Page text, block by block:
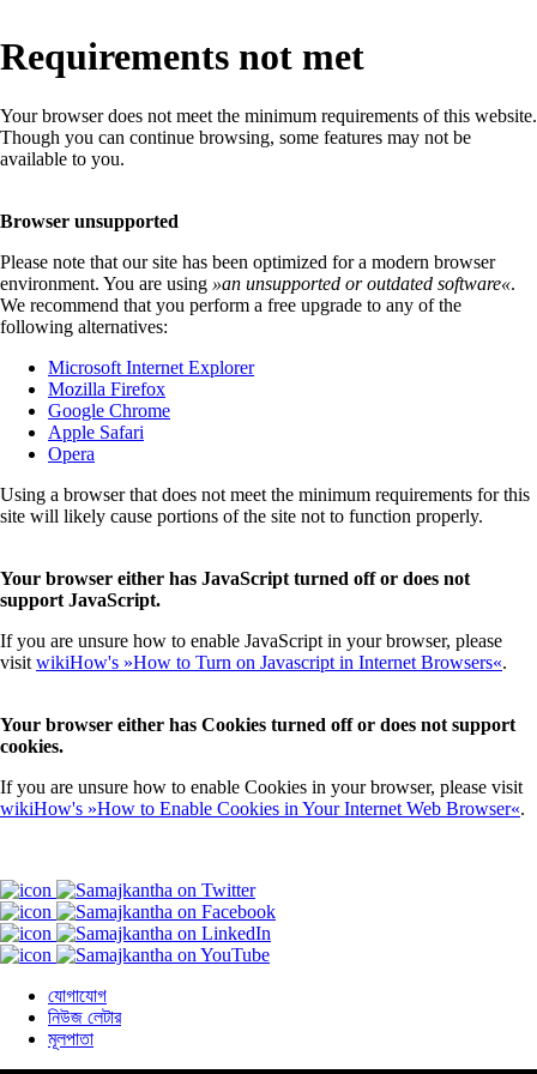
Requirements not met
Your browser does not meet the minimum requirements of this website.
Though you can continue browsing, some features may not be
available to you.
Browser unsupported
Please note that our site has been optimized for a modern browser
environment. You are using »an unsupported or outdated software«.
We recommend that you perform a free upgrade to any of the
following alternatives:
Microsoft Internet Explorer
Mozilla Firefox
Google Chrome
Apple Safari
Opera
Using a browser that does not meet the minimum requirements for this
site will likely cause portions of the site not to function properly.
Your browser either has JavaScript turned off or does not
support JavaScript.
If you are unsure how to enable JavaScript in your browser, please
visit wikiHow's »How to Turn on Javascript in Internet Browsers«.
Your browser either has Cookies turned off or does not support
cookies.
If you are unsure how to enable Cookies in your browser, please visit
wikiHow's »How to Enable Cookies in Your Internet Web Browser«.
যোগাযোগ
নিউজ লেটার
মূলপাতা